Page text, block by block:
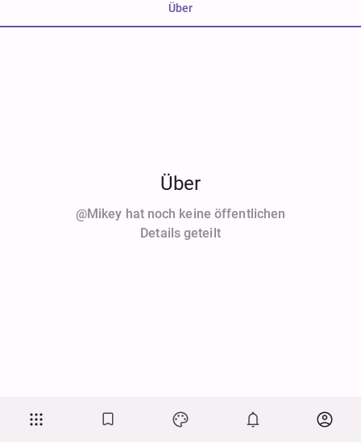
Über
Über
@mikey hat noch keine öffentlichen
Details geteilt